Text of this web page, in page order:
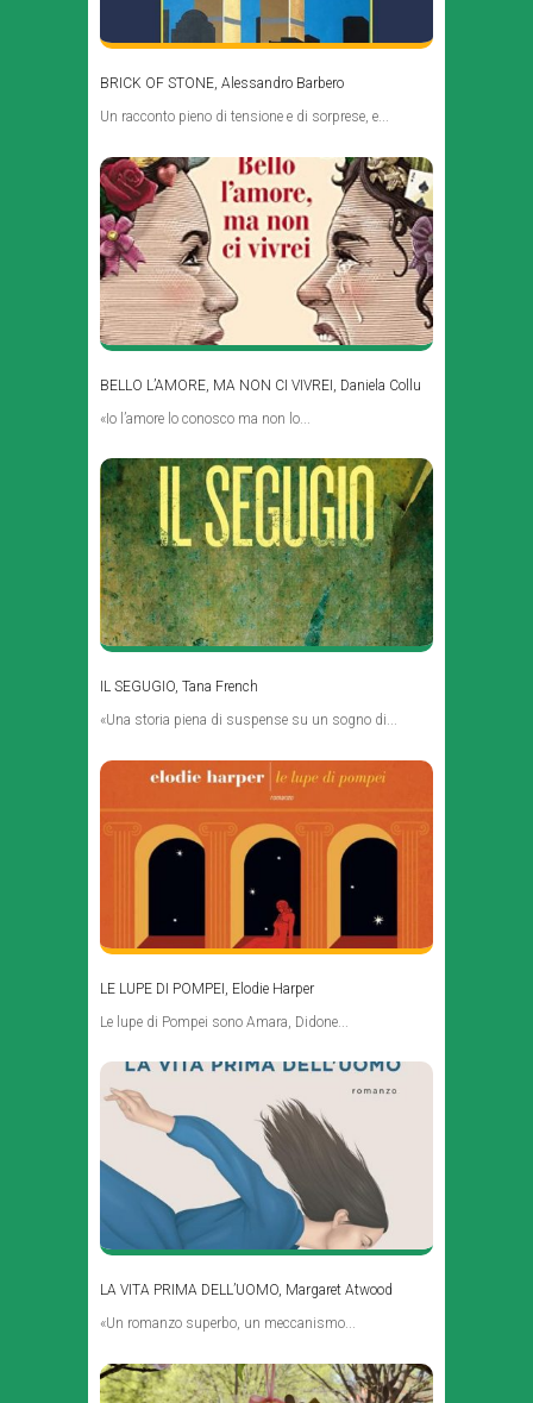
BRICK OF STONE, Alessandro Barbero
Un racconto pieno di tensione e di sorprese, e...
BELLO L’AMORE, MA NON CI VIVREI, Daniela Collu
«Io l’amore lo conosco ma non lo...
IL SEGUGIO, Tana French
«Una storia piena di suspense su un sogno di...
LE LUPE DI POMPEI, Elodie Harper
Le lupe di Pompei sono Amara, Didone...
LA VITA PRIMA DELL’UOMO, Margaret Atwood
«Un romanzo superbo, un meccanismo...